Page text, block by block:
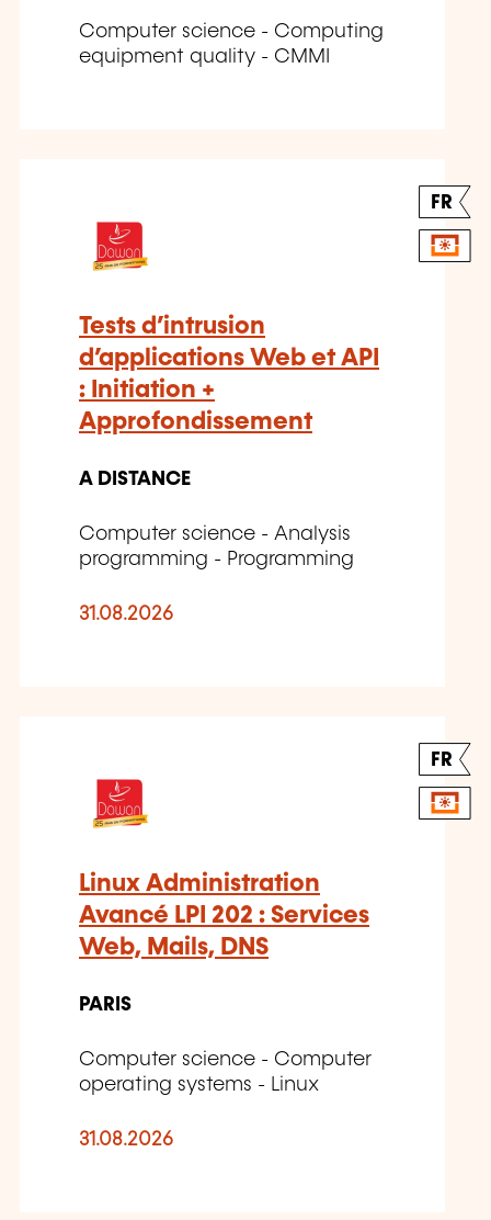
Computer science - Computing
equipment quality - CMMI
FR
Tests d’intrusion
d’applications Web et API
: Initiation +
Approfondissement
A DISTANCE
Computer science - Analysis
programming - Programming
31.08.2026
FR
Linux Administration
Avancé LPI 202 : Services
Web, Mails, DNS
PARIS
Computer science - Computer
operating systems - Linux
31.08.2026